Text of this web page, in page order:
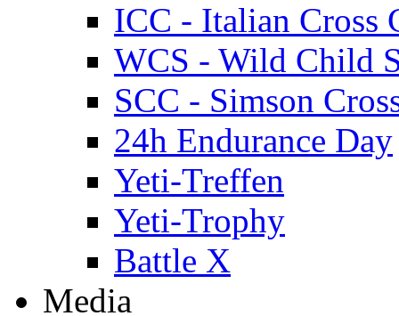
ICC - Italian Cross
WCS - Wild Child
SCC - Simson
24h Endurance Day
Yeti-Treffen
Yeti-Trophy
Battle X
Media